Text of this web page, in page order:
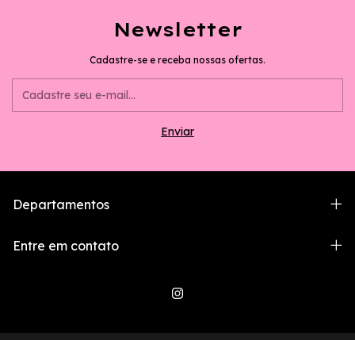
Newsletter
Cadastre-se e receba nossas ofertas.
Departamentos
Entre em contato